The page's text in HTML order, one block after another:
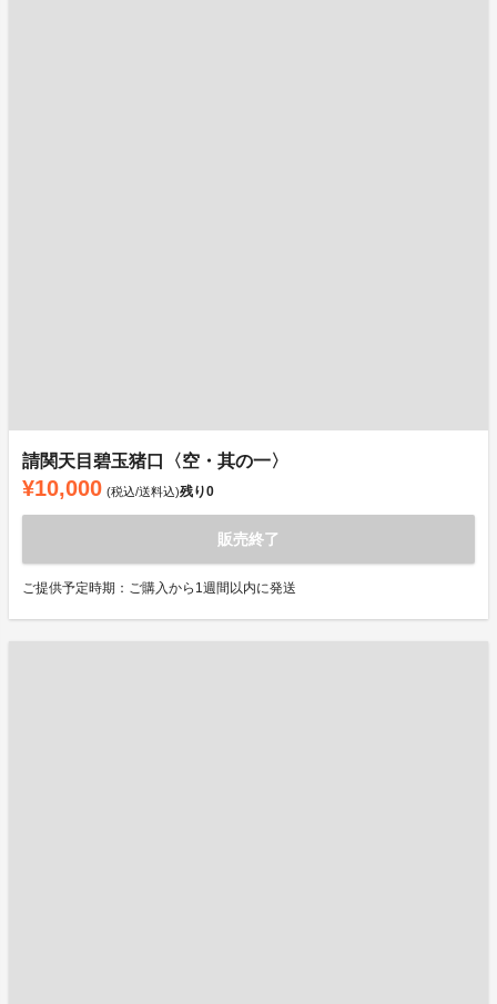
請関天目碧玉猪口〈空・其の一〉
¥10,000 (税込/送料込)残り0
販売終了
ご提供予定時期：ご購入から1週間以内に発送